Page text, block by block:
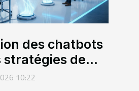
des chatbots
stratégies de
numérique
10:22